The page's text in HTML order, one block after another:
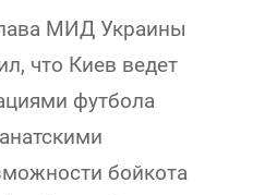
МИД Украины
что Киев ведет
футбола
бойкота